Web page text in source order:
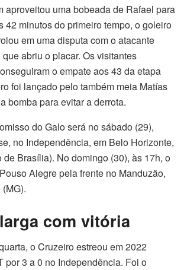
aproveitou uma bobeada de Rafael para
42 minutos do primeiro tempo, o goleiro
em uma disputa com o atacante
abriu o placar. Os visitantes
o empate aos 43 da etapa
foi lançado pelo também meia Matías
bomba para evitar a derrota.
do Galo será no sábado (29),
no Independência, em Belo Horizonte,
de Brasília). No domingo (30), às 17h, o
Alegre pela frente no Manduzão,
com vitória
o Cruzeiro estreou em 2022
por 3 a 0 no Independência. Foi o